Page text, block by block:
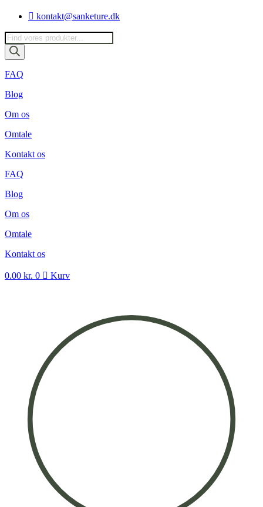
Videre
indhold
kontakt@sanketure.dk
Products
search
FAQ
Blog
Om os
Omtale
Kontakt os
FAQ
Blog
Om os
Omtale
Kontakt os
0.00 kr. 0 Kurv